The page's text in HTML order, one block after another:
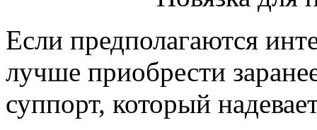
Если предполагаются
лучше приобрести
суппорт, который